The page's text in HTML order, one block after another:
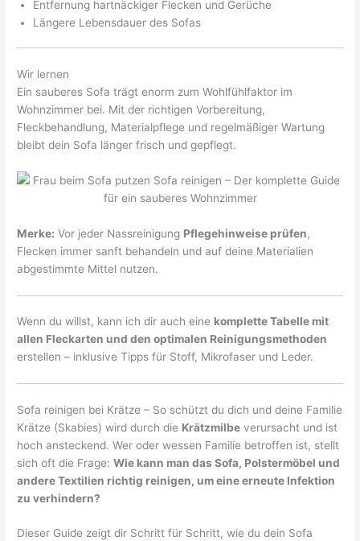
Entfernung hartnäckiger Flecken und Gerüche
Längere Lebensdauer des Sofas
Wir lernen
Ein sauberes Sofa trägt enorm zum Wohlfühlfaktor im
Wohnzimmer bei. Mit der richtigen Vorbereitung,
Fleckbehandlung, Materialpflege und regelmäßiger Wartung
bleibt dein Sofa länger frisch und gepflegt.
Merke: Vor jeder Nassreinigung Pflegehinweise prüfen,
Flecken immer sanft behandeln und auf deine Materialien
abgestimmte Mittel nutzen.
Wenn du willst, kann ich dir auch eine komplette Tabelle mit
allen Fleckarten und den optimalen Reinigungsmethoden
erstellen – inklusive Tipps für Stoff, Mikrofaser und Leder.
Sofa reinigen bei Krätze – So schützt du dich und deine Familie
Krätze (Skabies) wird durch die Krätzmilbe verursacht und ist
hoch ansteckend. Wer oder wessen Familie betroffen ist, stellt
sich oft die Frage:Wie kann man das Sofa, Polstermöbel und
andere Textilien richtig reinigen, um eine erneute Infektion
zu verhindern?
Dieser Guide zeigt dir Schritt für Schritt, wie du dein Sofa